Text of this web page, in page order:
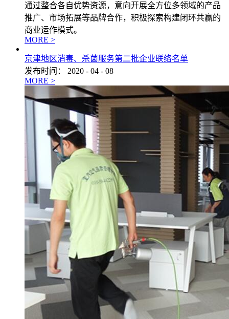
通过整合各自优势资源，意向开展全方位多领域的产品
推广、市场拓展等品牌合作，积极探索构建闭环共赢的
商业运作模式。
MORE >
京津地区消毒、杀菌服务第二批企业联络名单
发布时间：
2020 - 04 - 08
MORE >